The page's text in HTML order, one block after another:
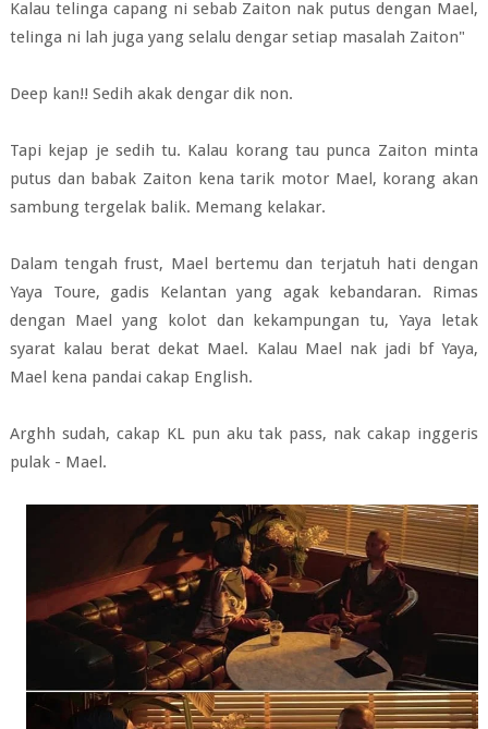
Kalau telinga capang ni sebab Zaiton nak putus dengan Mael,
telinga ni lah juga yang selalu dengar setiap masalah Zaiton"
Deep kan!! Sedih akak dengar dik non.
Tapi kejap je sedih tu. Kalau korang tau punca Zaiton minta
putus dan babak Zaiton kena tarik motor Mael, korang akan
sambung tergelak balik. Memang kelakar.
Dalam tengah frust, Mael bertemu dan terjatuh hati dengan
Yaya Toure, gadis Kelantan yang agak kebandaran. Rimas
dengan Mael yang kolot dan kekampungan tu, Yaya letak
syarat kalau berat dekat Mael. Kalau Mael nak jadi bf Yaya,
Mael kena pandai cakap English.
Arghh sudah, cakap KL pun aku tak pass, nak cakap inggeris
pulak - Mael.